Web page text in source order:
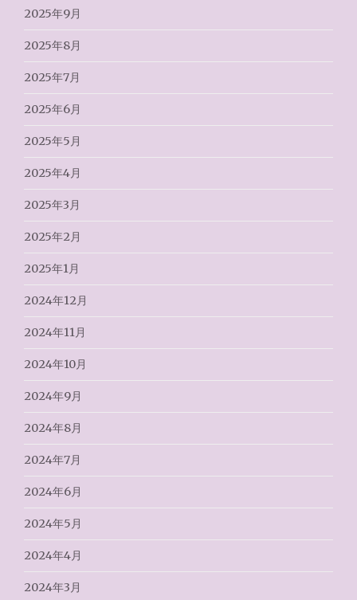
2025年9月
2025年8月
2025年7月
2025年6月
2025年5月
2025年4月
2025年3月
2025年2月
2025年1月
2024年12月
2024年11月
2024年10月
2024年9月
2024年8月
2024年7月
2024年6月
2024年5月
2024年4月
2024年3月